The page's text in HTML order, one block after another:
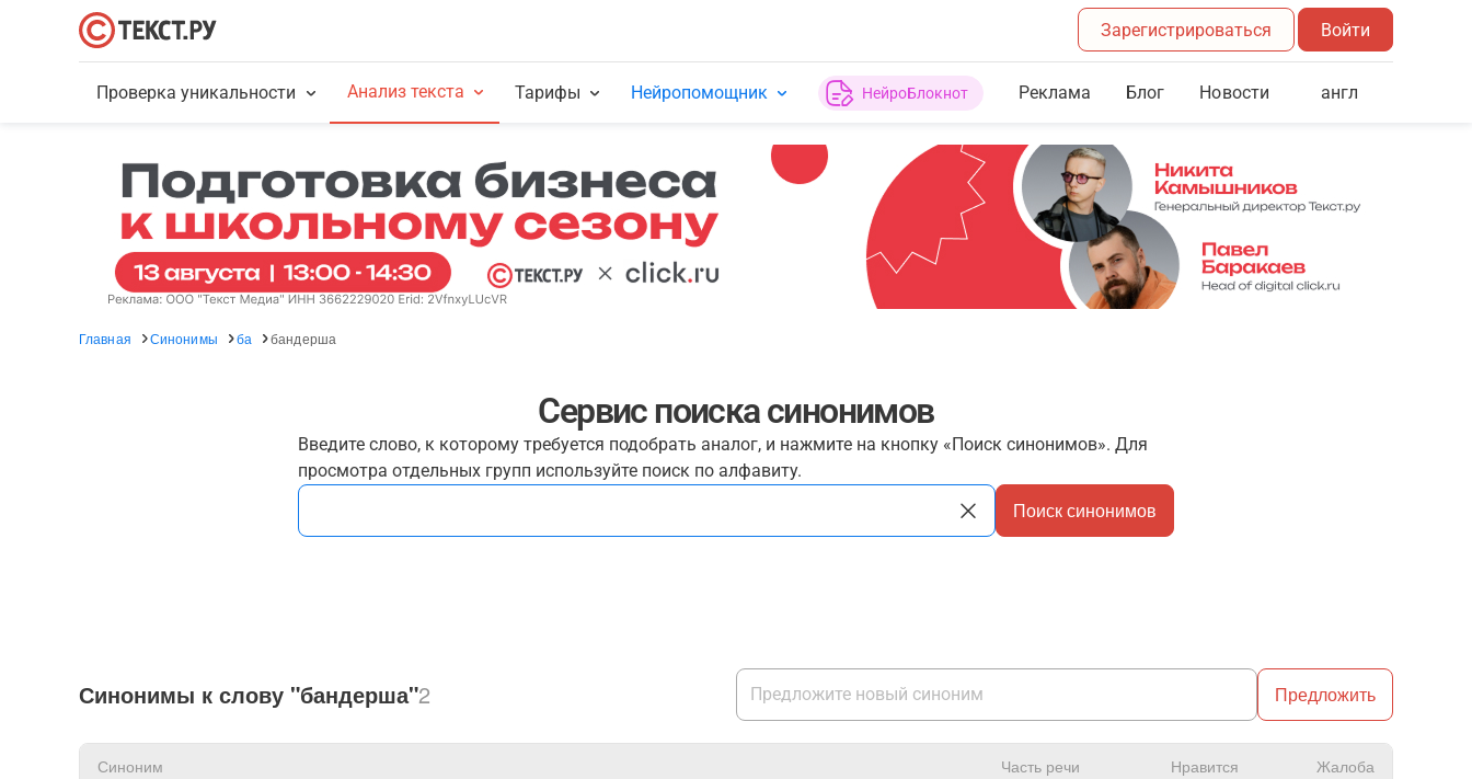
Зарегистрироваться Войти
Проверка уникальности Анализ текста Тарифы Нейропомощник НейроБлокнот Реклама Блог Новости англ
Главная Синонимы ба бандерша
Сервис поиска синонимов
Введите слово, к которому требуется подобрать аналог, и нажмите на кнопку «Поиск синонимов». Для
просмотра отдельных групп используйте поиск по алфавиту.
Поиск синонимов
Синонимы к слову "бандерша"2 Предложить
Синоним Часть речи Нравится Жалоба